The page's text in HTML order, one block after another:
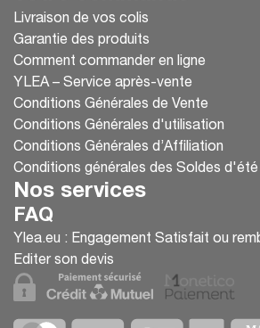
Livraison de vos colis
Garantie des produits
Comment commander en ligne
YLEA – Service après-vente
Conditions Générales de Vente
Conditions Générales d'utilisation
Conditions Générales d’Affiliation
Conditions générales des Soldes d'été
Nos services
FAQ
Ylea.eu : Engagement Satisfait ou
Editer son devis